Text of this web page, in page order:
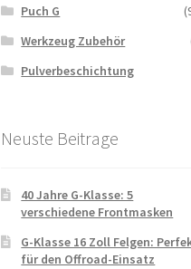
Puch G
Werkzeug Zubehör
Pulverbeschichtung
Neuste Beitrage
40 Jahre G-Klasse: 5
verschiedene Frontmasken
G-Klasse 16 Zoll Felgen:
für den Offroad-Einsatz